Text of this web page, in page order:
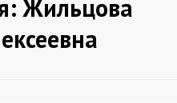
Жильцова